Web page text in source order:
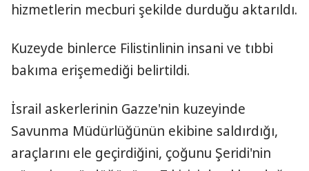
hizmetlerin mecburi şekilde durduğu aktarıldı.
Kuzeyde binlerce Filistinlinin insani ve tıbbi
bakıma erişemediği belirtildi.
İsrail askerlerinin Gazze'nin kuzeyinde
Savunma Müdürlüğünün ekibine saldırdığı,
araçlarını ele geçirdiğini, çoğunu Şeridi'nin